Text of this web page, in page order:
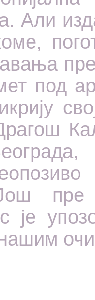
Али
под
пре
је